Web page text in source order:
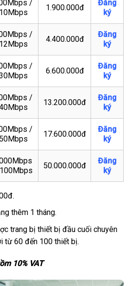
/
10Mbps
1.900.000đ
Đăng
ký
/
12Mbps
4.400.000đ
Đăng
ký
/
6.600.000đ
Đăng
ký
/
13.200.000đ
Đăng
ký
/
50Mbps
17.600.000đ
Đăng
ký
50.000.000đ
Đăng
ký
thêm 1 tháng.
trang bị thiết bị đầu cuối chuyên
từ 60 đến 100 thiết bị.
10% VAT